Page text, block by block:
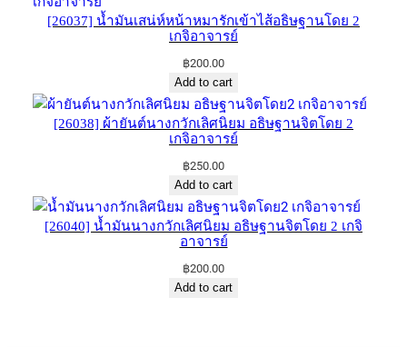
[26037] น้ำมันเสน่ห์​หน้าหมารักเข้าไส้อธิษฐาน​โดย 2
เกจิอาจารย์​
฿200.00
Add to cart
[26038] ผ้ายันต์​นางกวัก​เลิศ​นิยม​ อธิษฐาน​จิต​โดย​ 2​
เกจิอาจารย์​
฿250.00
Add to cart
[26040] น้ำมันนางกวักเลิศ​นิยม​ อธิษฐาน​จิต​โดย​ 2​ เก​จิ​
อาจารย์​
฿200.00
Add to cart